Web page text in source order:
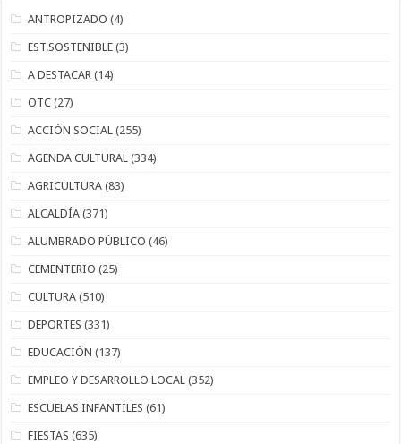
ANTROPIZADO (4)
EST.SOSTENIBLE (3)
A DESTACAR (14)
OTC (27)
ACCIÓN SOCIAL (255)
AGENDA CULTURAL (334)
AGRICULTURA (83)
ALCALDÍA (371)
ALUMBRADO PÚBLICO (46)
CEMENTERIO (25)
CULTURA (510)
DEPORTES (331)
EDUCACIÓN (137)
EMPLEO Y DESARROLLO LOCAL (352)
ESCUELAS INFANTILES (61)
FIESTAS (635)